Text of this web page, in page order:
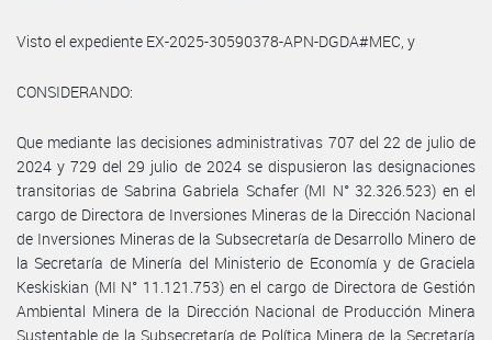
Visto el expediente EX-2025-30590378-APN-DGDA#MEC, y
CONSIDERANDO:
Que mediante las decisiones administrativas 707 del 22 de julio de
2024 y 729 del 29 julio de 2024 se dispusieron las designaciones
transitorias de Sabrina Gabriela Schafer (MI N° 32.326.523) en el
cargo de Directora de Inversiones Mineras de la Dirección Nacional
de Inversiones Mineras de la Subsecretaría de Desarrollo Minero de
la Secretaría de Minería del Ministerio de Economía y de Graciela
Keskiskian (MI N° 11.121.753) en el cargo de Directora de Gestión
Ambiental Minera de la Dirección Nacional de Producción Minera
Sustentable de la Subsecretaría de Política Minera de la Secretaría